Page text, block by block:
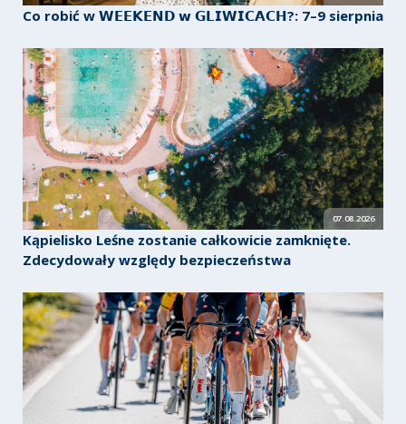
Co robić w 𝗪𝗘𝗘𝗞𝗘𝗡𝗗 𝘄 𝗚𝗟𝗜𝗪𝗜𝗖𝗔𝗖𝗛?: 7–9 sierpnia
07.08.2026
Kąpielisko Leśne zostanie całkowicie zamknięte.
Zdecydowały względy bezpieczeństwa